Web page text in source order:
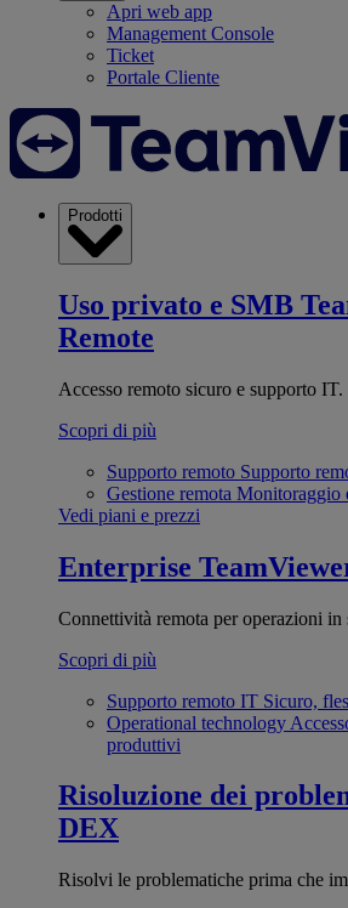
Apri web app
Management Console
Ticket
Portale Cliente
Prodotti
Uso privato e SMB
Remote
Accesso remoto sicuro e supporto IT.
Scopri di più
Supporto remoto Supporto
Gestione remota Monitoraggio
Vedi piani e prezzi
Enterprise
Connettività remota per operazioni in
Scopri di più
Supporto remoto IT Sicuro,
Operational technology
produttivi
Risoluzione dei
DEX
Risolvi le problematiche prima che